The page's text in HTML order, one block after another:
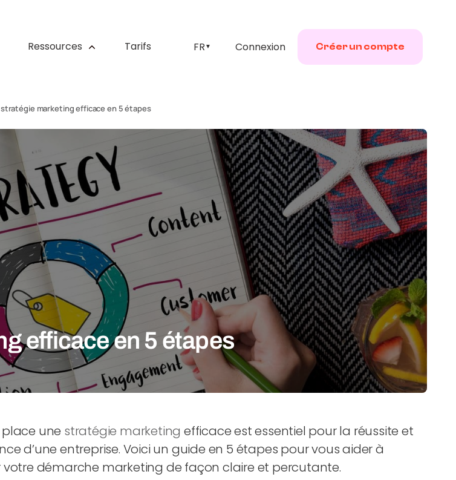
Ressources Tarifs FR ▼ Connexion Créer un compte
marketing efficace en 5 étapes
efficace en 5 étapes
une stratégie marketing efficace est essentiel pour la réussite et
d’une entreprise. Voici un guide en 5 étapes pour vous aider à
votre démarche marketing de façon claire et percutante.